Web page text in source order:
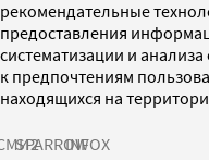
рекомендательные
предоставления
систематизации и
к предпочтениям
находящихся на
SPARROWINFOX